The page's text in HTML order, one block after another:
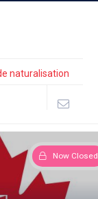
naturalisation
Now Closed